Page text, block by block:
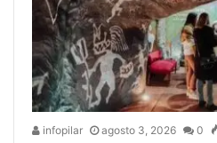
infopilar agosto 3, 2026 0